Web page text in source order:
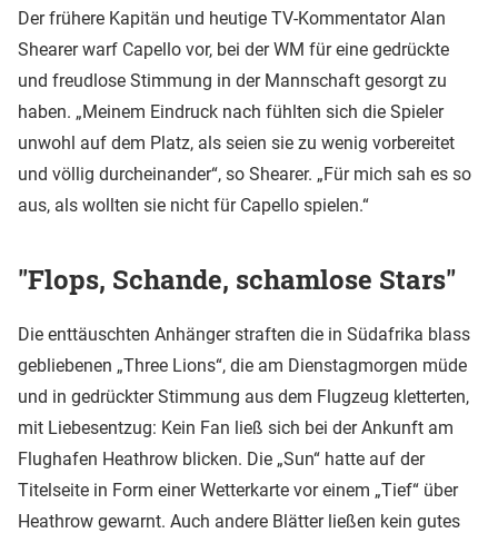
Der frühere Kapitän und heutige TV-Kommentator Alan
Shearer warf Capello vor, bei der WM für eine gedrückte
und freudlose Stimmung in der Mannschaft gesorgt zu
haben. „Meinem Eindruck nach fühlten sich die Spieler
unwohl auf dem Platz, als seien sie zu wenig vorbereitet
und völlig durcheinander“, so Shearer. „Für mich sah es so
aus, als wollten sie nicht für Capello spielen.“
"Flops, Schande, schamlose Stars"
Die enttäuschten Anhänger straften die in Südafrika blass
gebliebenen „Three Lions“, die am Dienstagmorgen müde
und in gedrückter Stimmung aus dem Flugzeug kletterten,
mit Liebesentzug: Kein Fan ließ sich bei der Ankunft am
Flughafen Heathrow blicken. Die „Sun“ hatte auf der
Titelseite in Form einer Wetterkarte vor einem „Tief“ über
Heathrow gewarnt. Auch andere Blätter ließen kein gutes